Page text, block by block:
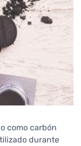
como carbón
durante